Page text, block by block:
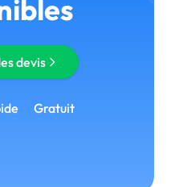
devis
Gratuit